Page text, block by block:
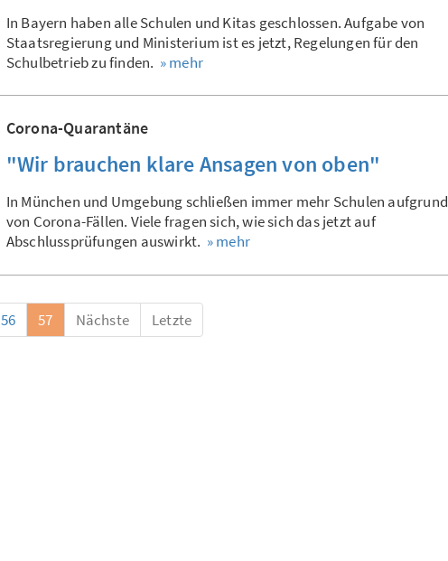
In Bayern haben alle Schulen und Kitas geschlossen. Aufgabe von
Staatsregierung und Ministerium ist es jetzt, Regelungen für den
Schulbetrieb zu finden. » mehr
Corona-Quarantäne
"Wir brauchen klare Ansagen von oben"
In München und Umgebung schließen immer mehr Schulen aufgrund
von Corona-Fällen. Viele fragen sich, wie sich das jetzt auf
Abschlussprüfungen auswirkt. » mehr
56 57 Nächste Letzte